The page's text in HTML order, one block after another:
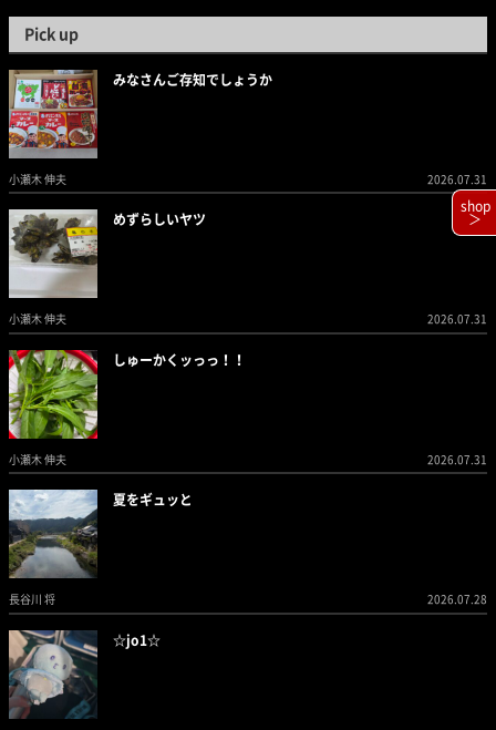
Pick up
みなさんご存知でしょうか
小瀬木 伸夫 2026.07.31
めずらしいヤツ
小瀬木 伸夫 2026.07.31
しゅーかくッっっ！！
小瀬木 伸夫 2026.07.31
夏をギュッと
長谷川 将 2026.07.28
☆jo1☆
shop
＞